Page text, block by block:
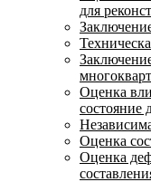
для
Оценка
состояние
Оценка
Оценка